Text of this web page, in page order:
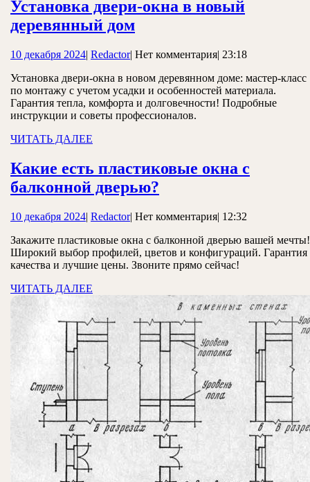
Установка двери-окна в новый
деревянный домУстановка
окна
в
новый
деревянный
10 декабря 202410
2024
| RedactorRedactor
| Нет комментария| 23:18
Установка двери-окна в новом деревянном доме: мастер-класс
по монтажу с учетом усадки и особенностей материала.
Гарантия тепла, комфорта и долговечности! Подробные
инструкции и советы профессионалов.
ЧИТАТЬ ДАЛЕЕ
Какие есть пластиковые окна с
балконной дверью?
пластиковые
окна
с
дверью?
10 декабря 202410
2024
| RedactorRedactor
| Нет комментария| 12:32
Закажите пластиковые окна с балконной дверью вашей мечты!
Широкий выбор профилей, цветов и конфигураций. Гарантия
качества и лучшие цены. Звоните прямо сейчас!
ЧИТАТЬ ДАЛЕЕ